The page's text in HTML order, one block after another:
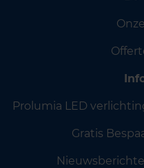
Prolumia LED
Gratis